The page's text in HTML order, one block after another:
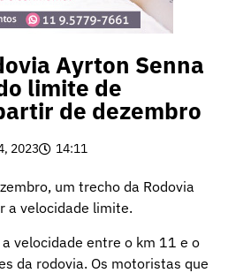
Ayrton Senna
limite de
de dezembro
2023 14:11
um trecho da Rodovia
a velocidade limite.
velocidade entre o km 11 e o
da rodovia. Os motoristas que